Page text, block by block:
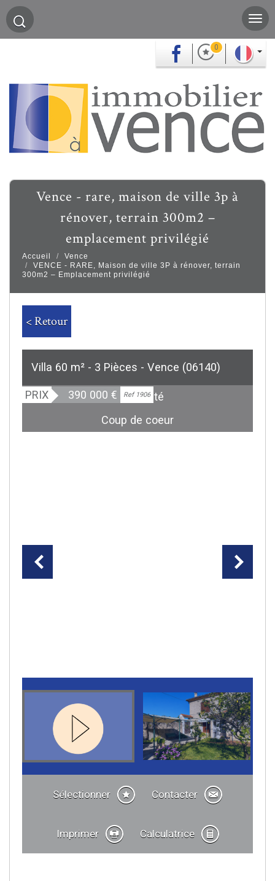
0
vence - rare, maison de ville 3p à
rénover, terrain 300m2 –
emplacement privilégié
Accueil
Vence
VENCE - RARE, Maison de ville 3P à rénover, terrain
300m2 – Emplacement privilégié
< Retour
Villa 60 m² - 3 Pièces - Vence (06140)
PRIX 390 000 € Ref 1906
Exclusivité
Coup de coeur
Sélectionner Contacter
Imprimer Calculatrice